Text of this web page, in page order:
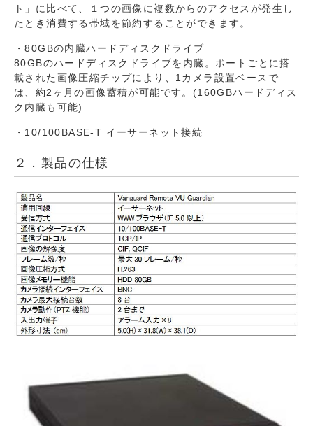
ト」に比べて、１つの画像に複数からのアクセスが発生し
たとき消費する帯域を節約することができます。
・80GBの内臓ハードディスクドライブ
80GBのハードディスクドライブを内臓。ポートごとに搭
載された画像圧縮チップにより、1カメラ設置ベースで
は、約2ヶ月の画像蓄積が可能です。(160GBハードディス
ク内臓も可能)
・10/100BASE-T イーサーネット接続
２．製品の仕様